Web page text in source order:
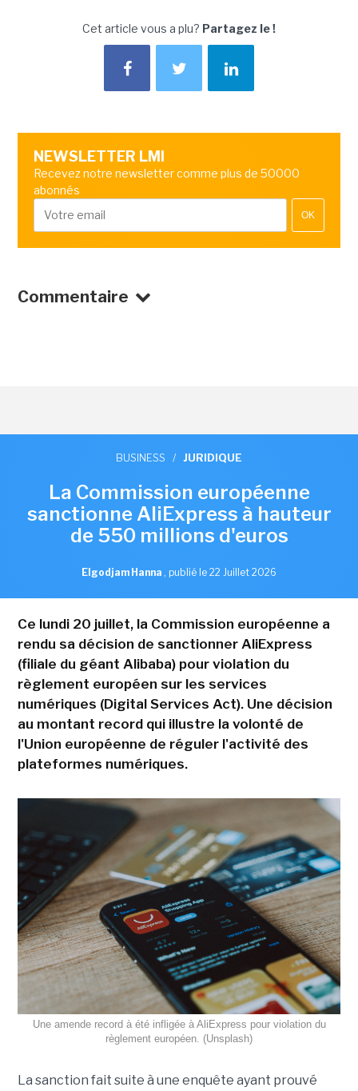
Cet article vous a plu? Partagez le !
NEWSLETTER LMI
Recevez notre newsletter comme plus de 50000
abonnés
OK
Commentaire
BUSINESS / JURIDIQUE
La Commission européenne
sanctionne AliExpress à hauteur
de 550 millions d'euros
Elgodjam Hanna , publié le 22 Juillet 2026
Ce lundi 20 juillet, la Commission européenne a
rendu sa décision de sanctionner AliExpress
(filiale du géant Alibaba) pour violation du
règlement européen sur les services
numériques (Digital Services Act). Une décision
au montant record qui illustre la volonté de
l'Union européenne de réguler l'activité des
plateformes numériques.
Une amende record à été infligée à AliExpress pour violation du
règlement européen. (Unsplash)
La sanction fait suite à une enquête ayant prouvé